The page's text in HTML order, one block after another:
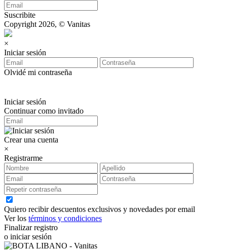
Suscribite
Copyright 2026, © Vanitas
×
Iniciar sesión
Olvidé mi contraseña
Iniciar sesión
Continuar como invitado
Crear una cuenta
×
Registrarme
Quiero recibir descuentos exclusivos y novedades por email
Ver los términos y condiciones
Finalizar registro
o iniciar sesión